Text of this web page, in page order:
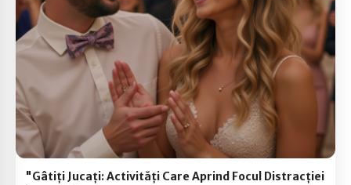
"Gâtiți Jucați: Activități Care Aprind Focul Distracției